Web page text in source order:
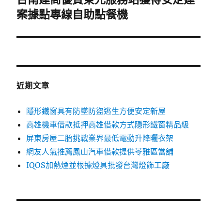
一
文
案據點專線自助點餐機
近期文章
隱形鐵窗具有防墜防盜逃生方便安定新屋
高雄機車借款抵押高雄借款方式隱形鐵窗精品級
屏東房屋二胎挑戰業界最低電動升降曬衣架
網友人氣推薦鳳山汽車借款提供苓雅區當舖
IQOS加熱煙並根據燈具批發台灣燈飾工廠